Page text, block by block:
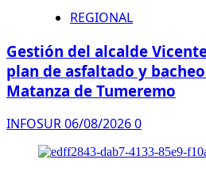
REGIONAL
Gestión del alcalde
plan de asfaltado y
Matanza de Tumeremo
INFOSUR06/08/20260